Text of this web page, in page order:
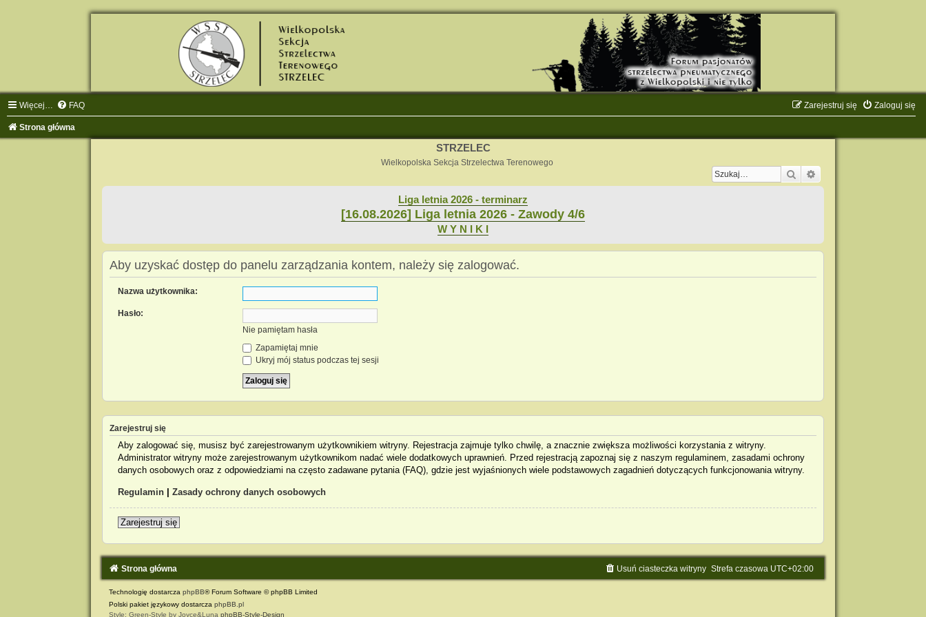
Więcej… FAQ Zaloguj się
Zarejestruj się
Strona główna
STRZELEC
Wielkopolska Sekcja Strzelectwa Terenowego
Szukaj
Liga letnia 2026 - terminarz
[16.08.2026] Liga letnia 2026 - Zawody 4/6
W Y N I K I
Aby uzyskać dostęp do panelu zarządzania kontem, należy się zalogować.
Nazwa użytkownika:
Hasło:
Nie pamiętam hasła
Zapamiętaj mnie
Ukryj mój status podczas tej sesji
Zarejestruj się
Aby zalogować się, musisz być zarejestrowanym użytkownikiem witryny. Rejestracja zajmuje tylko chwilę, a znacznie zwiększa możliwości korzystania z witryny.
Administrator witryny może zarejestrowanym użytkownikom nadać wiele dodatkowych uprawnień. Przed rejestracją zapoznaj się z naszym regulaminem, zasadami ochrony
danych osobowych oraz z odpowiedziami na często zadawane pytania (FAQ), gdzie jest wyjaśnionych wiele podstawowych zagadnień dotyczących funkcjonowania witryny.
Regulamin| Zasady ochrony danych osobowych
Zarejestruj się
Strona główna Strefa czasowa UTC+02:00
Usuń ciasteczka witryny
Technologię dostarcza phpBB® Forum Software © phpBB Limited
Polski pakiet językowy dostarcza phpBB.pl
Style: Green-Style by Joyce&Luna phpBB-Style-Design